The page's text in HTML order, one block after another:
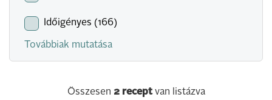
Időigényes (166)
Továbbiak mutatása
Összesen 2 receptvan listázva